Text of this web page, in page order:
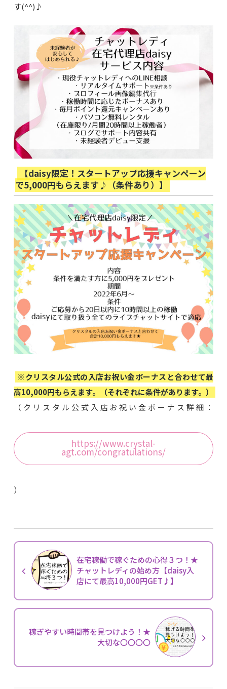
す(^^)♪
【daisy限定！スタートアップ応援キャンペーン
で5,000円もらえます♪（条件あり）】
※クリスタル公式の入店お祝い金ボーナスと合わせて最
高10,000円もらえます。（それぞれに条件があります。）
（クリスタル公式入店お祝い金ボーナス詳細：
https://www.crystal-
agt.com/congratulations/
）
在宅稼働で稼ぐための心得３つ！★
チャットレディの始め方【daisy入
店にて最高10,000円GET♪】
稼ぎやすい時間帯を見つけよう！★
大切な〇〇〇〇